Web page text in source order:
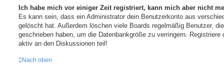
Ich habe mich vor einiger Zeit registriert, kann mich aber nicht
Es kann sein, dass ein Administrator dein Benutzerkonto aus
gelöscht hat. Außerdem löschen viele Boards regelmäßig Benutzer,
geschrieben haben, um die Datenbankgröße zu verringern.
aktiv an den Diskussionen teil!
Nach oben